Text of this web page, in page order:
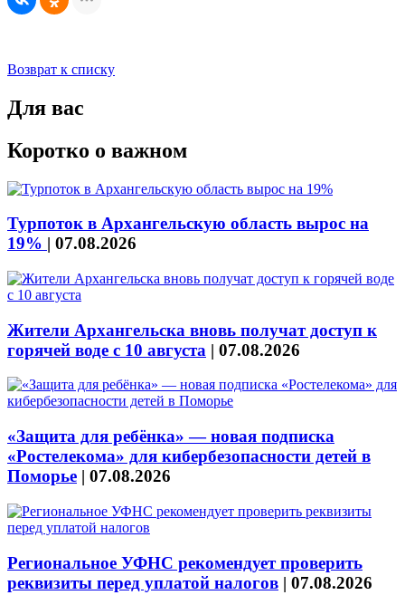
Возврат к списку
Для вас
Коротко о важном
Турпоток в Архангельскую область вырос на
19% | 07.08.2026
Жители Архангельска вновь получат доступ к
горячей воде с 10 августа | 07.08.2026
«Защита для ребёнка» — новая подписка
«Ростелекома» для кибербезопасности детей в
Поморье | 07.08.2026
Региональное УФНС рекомендует проверить
реквизиты перед уплатой налогов | 07.08.2026